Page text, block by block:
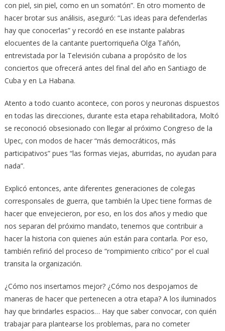
con piel, sin piel, como en un somatón”. En otro momento de
hacer brotar sus análisis, aseguró: “Las ideas para defenderlas
hay que conocerlas” y recordó en ese instante palabras
elocuentes de la cantante puertorriqueña Olga Tañón,
entrevistada por la Televisión cubana a propósito de los
conciertos que ofrecerá antes del final del año en Santiago de
Cuba y en La Habana.
Atento a todo cuanto acontece, con poros y neuronas dispuestos
en todas las direcciones, durante esta etapa rehabilitadora, Moltó
se reconoció obsesionado con llegar al próximo Congreso de la
Upec, con modos de hacer “más democráticos, más
participativos” pues “las formas viejas, aburridas, no ayudan para
nada”.
Explicó entonces, ante diferentes generaciones de colegas
corresponsales de guerra, que también la Upec tiene formas de
hacer que envejecieron, por eso, en los dos años y medio que
nos separan del próximo mandato, tenemos que contribuir a
hacer la historia con quienes aún están para contarla. Por eso,
también refirió del proceso de “rompimiento crítico” por el cual
transita la organización.
¿Cómo nos insertamos mejor? ¿Cómo nos despojamos de
maneras de hacer que pertenecen a otra etapa? A los iluminados
hay que brindarles espacios… Hay que saber convocar, con quién
trabajar para plantearse los problemas, para no cometer